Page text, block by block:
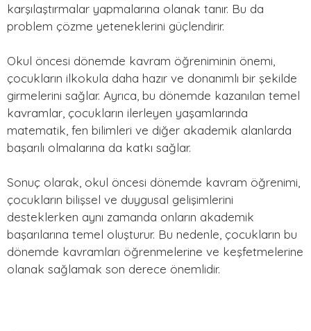
karşılaştırmalar yapmalarına olanak tanır. Bu da
problem çözme yeteneklerini güçlendirir.
Okul öncesi dönemde kavram öğreniminin önemi,
çocukların ilkokula daha hazır ve donanımlı bir şekilde
girmelerini sağlar. Ayrıca, bu dönemde kazanılan temel
kavramlar, çocukların ilerleyen yaşamlarında
matematik, fen bilimleri ve diğer akademik alanlarda
başarılı olmalarına da katkı sağlar.
Sonuç olarak, okul öncesi dönemde kavram öğrenimi,
çocukların bilişsel ve duygusal gelişimlerini
desteklerken aynı zamanda onların akademik
başarılarına temel oluşturur. Bu nedenle, çocukların bu
dönemde kavramları öğrenmelerine ve keşfetmelerine
olanak sağlamak son derece önemlidir.